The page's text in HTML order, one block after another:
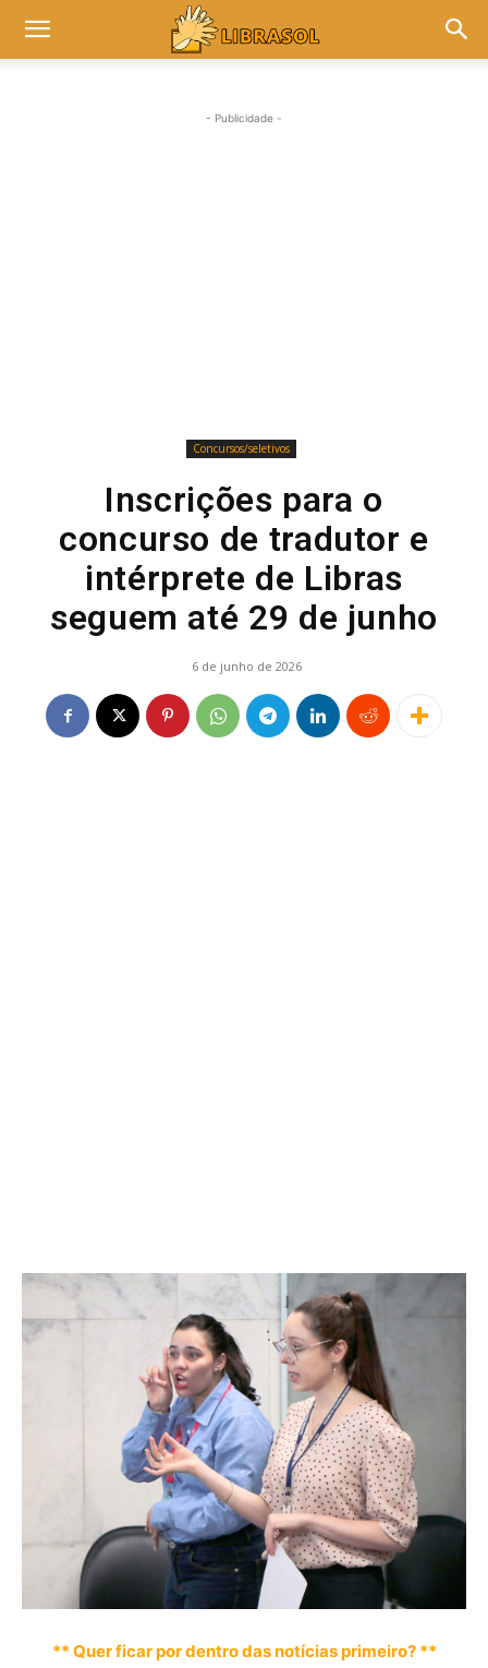
- Publicidade -
Concursos/seletivos
Inscrições para o
concurso de tradutor e
intérprete de Libras
seguem até 29 de junho
6 de junho de 2026
** Quer ficar por dentro das notícias primeiro? **